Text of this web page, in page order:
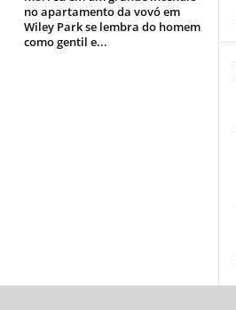
no apartamento da vovó em
Wiley Park se lembra do homem
como gentil e...